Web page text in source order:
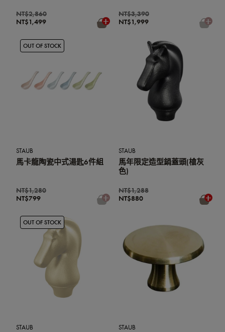
NT$1,499
NT$2,860
NT$1,999
NT$3,390
OUT OF STOCK
STAUB
馬卡龍陶瓷中式湯匙6件組
NT$799
NT$1,280
STAUB
馬年限定造型鍋蓋頭(槍灰
色)
NT$880
NT$1,288
OUT OF STOCK
STAUB STAUB